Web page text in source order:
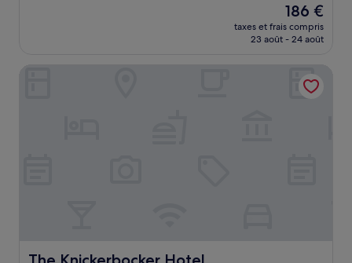
Le
nouveau
prix
de
186 €
186 €
taxes et frais compris
23 août - 24 août
The Knickerbocker Hotel